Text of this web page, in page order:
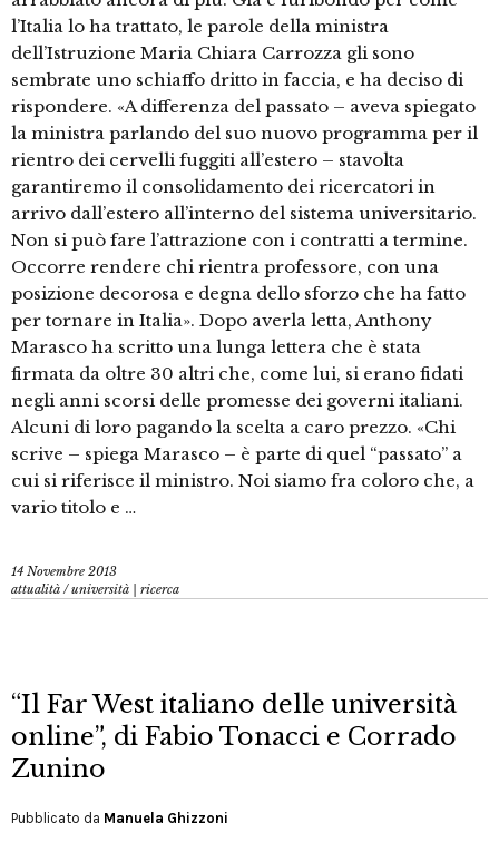
l’Italia lo ha trattato, le parole della ministra
dell’Istruzione Maria Chiara Carrozza gli sono
sembrate uno schiaffo dritto in faccia, e ha deciso di
rispondere. «A differenza del passato – aveva spiegato
la ministra parlando del suo nuovo programma per il
rientro dei cervelli fuggiti all’estero – stavolta
garantiremo il consolidamento dei ricercatori in
arrivo dall’estero all’interno del sistema universitario.
Non si può fare l’attrazione con i contratti a termine.
Occorre rendere chi rientra professore, con una
posizione decorosa e degna dello sforzo che ha fatto
per tornare in Italia». Dopo averla letta, Anthony
Marasco ha scritto una lunga lettera che è stata
firmata da oltre 30 altri che, come lui, si erano fidati
negli anni scorsi delle promesse dei governi italiani.
Alcuni di loro pagando la scelta a caro prezzo. «Chi
scrive – spiega Marasco – è parte di quel “passato” a
cui si riferisce il ministro. Noi siamo fra coloro che, a
vario titolo e …
14 Novembre 2013
attualità /università | ricerca
“Il Far West italiano delle università
online”, di Fabio Tonacci e Corrado
Zunino
Pubblicato da Manuela Ghizzoni